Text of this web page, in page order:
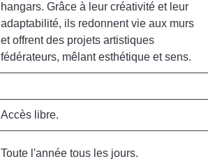
hangars. Grâce à leur créativité et leur
adaptabilité, ils redonnent vie aux murs
et offrent des projets artistiques
fédérateurs, mêlant esthétique et sens.
Accès libre.
Toute l'année tous les jours.